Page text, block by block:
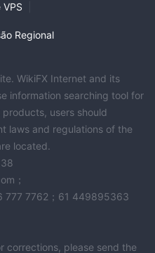
Regional
WikiFX Internet and its
information searching tool for
products, users should
laws and regulations of the
located.
；
777 7762；61 449895363
corrections, please send the